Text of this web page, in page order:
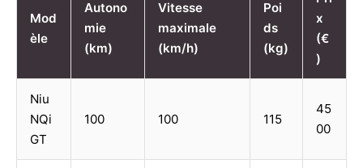
Mod
èle
Autono
mie
(km)
Vitesse
maximale
(km/h)
Poi
ds
(kg)
x
(€
)
Niu
NQi
GT
100 100 115
45
00